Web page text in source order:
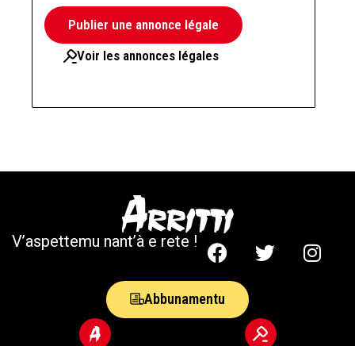
Publier une annonce légale
Voir les annonces légales
V’aspettemu nant’à e rete !
Abbunamentu